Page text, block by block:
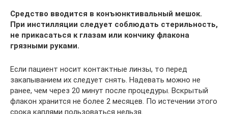
Средство вводится в конъюнктивальный мешок.
При инстилляции следует соблюдать стерильность,
не прикасаться к глазам или кончику флакона
грязными руками.
Если пациент носит контактные линзы, то перед
закапыванием их следует снять. Надевать можно не
ранее, чем через 20 минут после процедуры. Вскрытый
флакон хранится не более 2 месяцев. По истечении этого
срока каплями пользоваться нельзя.